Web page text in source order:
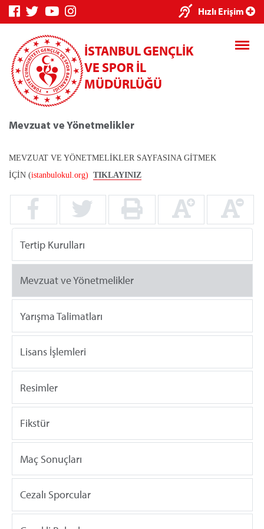
Hızlı Erişim
İSTANBUL GENÇLİK
VE SPOR İL
MÜDÜRLÜĞÜ
Mevzuat ve Yönetmelikler
MEVZUAT VE YÖNETMELİKLER SAYFASINA GİTMEK
İÇİN (istanbulokul.org) TIKLAYINIZ
Tertip Kurulları
Mevzuat ve Yönetmelikler
Yarışma Talimatları
Lisans İşlemleri
Resimler
Fikstür
Maç Sonuçları
Cezalı Sporcular
×
Genç Bilgi
Spor Bilgi
Kredi/Yurt E-